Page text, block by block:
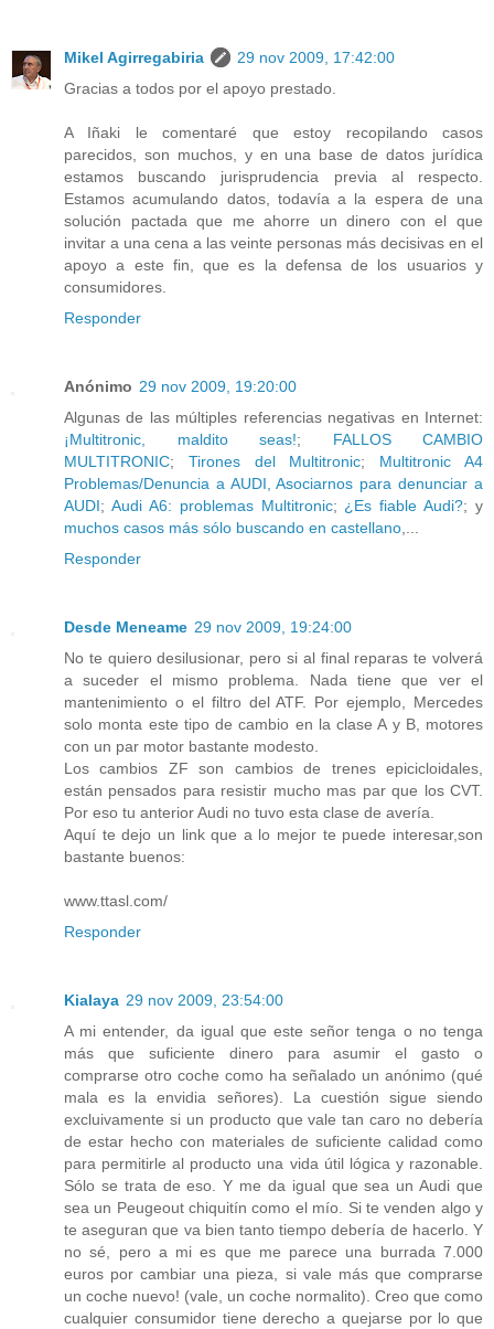
Mikel Agirregabiria
29 nov 2009, 17:42:00
Gracias a todos por el apoyo prestado.
A Iñaki le comentaré que estoy recopilando casos
parecidos, son muchos, y en una base de datos jurídica
estamos buscando jurisprudencia previa al respecto.
Estamos acumulando datos, todavía a la espera de una
solución pactada que me ahorre un dinero con el que
invitar a una cena a las veinte personas más decisivas en el
apoyo a este fin, que es la defensa de los usuarios y
consumidores.
Responder
Anónimo 29 nov 2009, 19:20:00
Algunas de las múltiples referencias negativas en Internet:
¡Multitronic, maldito seas!; FALLOS CAMBIO
MULTITRONIC; Tirones del Multitronic; Multitronic A4
Problemas/Denuncia a AUDI, Asociarnos para denunciar a
AUDI; Audi A6: problemas Multitronic; ¿Es fiable Audi?; y
muchos casos más sólo buscando en castellano,...
Responder
Desde Meneame 29 nov 2009, 19:24:00
No te quiero desilusionar, pero si al final reparas te volverá
a suceder el mismo problema. Nada tiene que ver el
mantenimiento o el filtro del ATF. Por ejemplo, Mercedes
solo monta este tipo de cambio en la clase A y B, motores
con un par motor bastante modesto.
Los cambios ZF son cambios de trenes epicicloidales,
están pensados para resistir mucho mas par que los CVT.
Por eso tu anterior Audi no tuvo esta clase de avería.
Aquí te dejo un link que a lo mejor te puede interesar,son
bastante buenos:
www.ttasl.com/
Responder
Kialaya 29 nov 2009, 23:54:00
A mi entender, da igual que este señor tenga o no tenga
más que suficiente dinero para asumir el gasto o
comprarse otro coche como ha señalado un anónimo (qué
mala es la envidia señores). La cuestión sigue siendo
excluivamente si un producto que vale tan caro no debería
de estar hecho con materiales de suficiente calidad como
para permitirle al producto una vida útil lógica y razonable.
Sólo se trata de eso. Y me da igual que sea un Audi que
sea un Peugeout chiquitín como el mío. Si te venden algo y
te aseguran que va bien tanto tiempo debería de hacerlo. Y
no sé, pero a mi es que me parece una burrada 7.000
euros por cambiar una pieza, si vale más que comprarse
un coche nuevo! (vale, un coche normalito). Creo que como
cualquier consumidor tiene derecho a quejarse por lo que